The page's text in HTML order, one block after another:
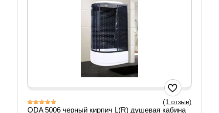
(1 отзыв)
ODA 5006 черный кирпич L(R) душевая кабина